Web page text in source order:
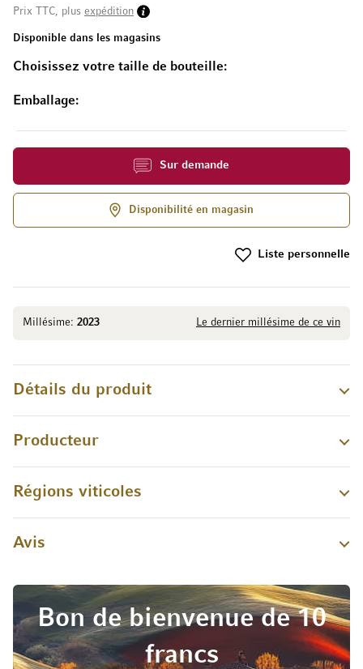
Millésime: 2023 Le dernier millésime de ce vin
Choisissez votre taille de bouteille
Emballage
Prix TTC, plus expédition
Disponible dans les magasins
Sur demande
Disponibilité en magasin
Liste personnelle
Détails du produit
Producteur
Régions viticoles
Avis
Bon de bienvenue de 10
francs